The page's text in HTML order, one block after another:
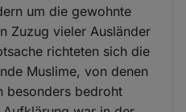
um die gewohnte
Zuzug vieler Ausländer
richteten sich die
Muslime, von denen
besonders bedroht